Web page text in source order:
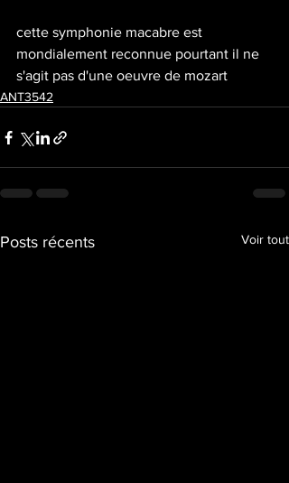
cette symphonie macabre est
mondialement reconnue pourtant il ne
s'agit pas d'une oeuvre de mozart
ANT3542
Posts récents Voir tout